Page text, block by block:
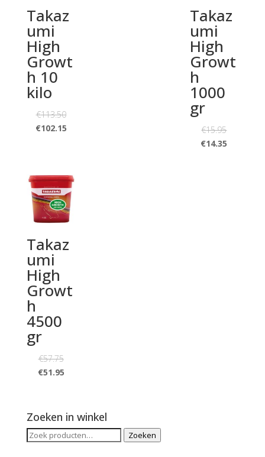
Takaz
umi
High
Growt
h 10
kilo
€113.50
€102.15
Takaz
umi
High
Growt
h
1000
gr
€15.95
€14.35
Takaz
umi
High
Growt
h
4500
gr
€57.75
€51.95
Zoeken in winkel
Zoeken
Zoeken